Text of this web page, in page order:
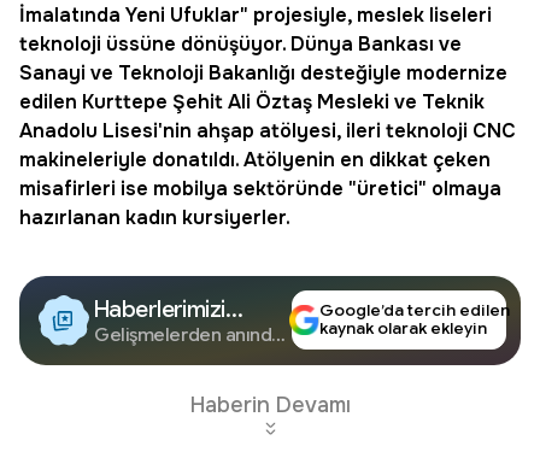
İmalatında Yeni Ufuklar" projesiyle, meslek liseleri
teknoloji üssüne dönüşüyor. Dünya Bankası ve
Sanayi ve Teknoloji Bakanlığı desteğiyle modernize
edilen Kurttepe Şehit Ali Öztaş Mesleki ve Teknik
Anadolu Lisesi'nin ahşap atölyesi, ileri teknoloji CNC
makineleriyle donatıldı. Atölyenin en dikkat çeken
misafirleri ise mobilya sektöründe "üretici" olmaya
hazırlanan kadın kursiyerler.
Haberlerimizi
Google'da Takip
Edin
Gelişmelerden anında
Google’da tercih edilen
kaynak olarak ekleyin
Haberin Devamı